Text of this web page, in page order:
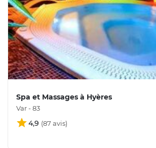
Spa et Massages à Hyères
Var - 83
4,9